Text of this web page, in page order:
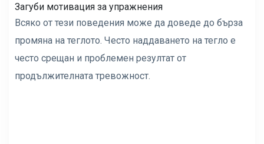
Загуби мотивация за упражнения
Всяко от тези поведения може да доведе до бърза
промяна на теглото. Често наддаването на тегло е
често срещан и проблемен резултат от
продължителната тревожност.